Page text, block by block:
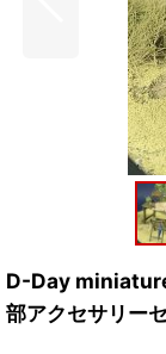
D-Day
部アクセサリー